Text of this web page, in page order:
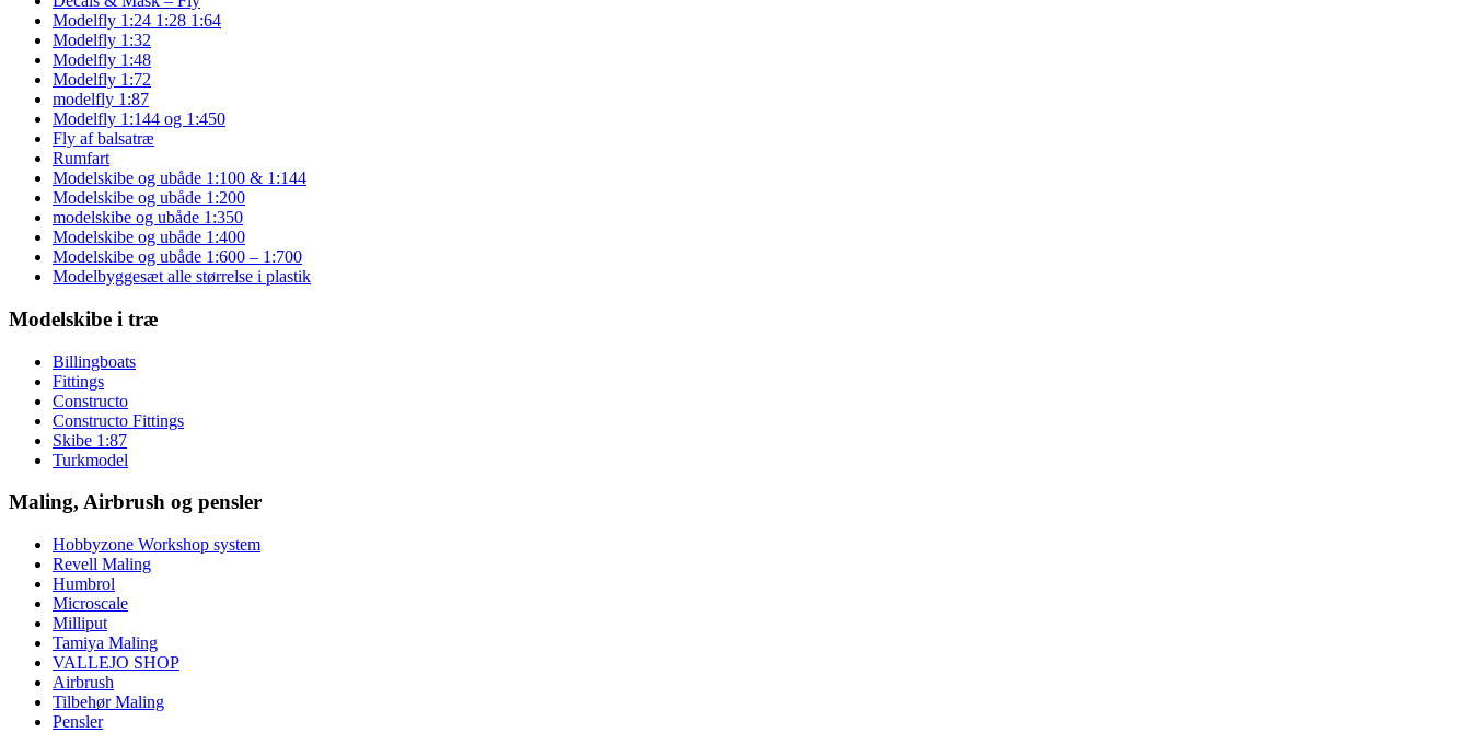
Modelfly 1:24 1:28 1:64
Modelfly 1:32
Modelfly 1:48
Modelfly 1:72
modelfly 1:87
Modelfly 1:144 og 1:450
Fly af balsatræ
Rumfart
Modelskibe og ubåde 1:100 & 1:144
Modelskibe og ubåde 1:200
modelskibe og ubåde 1:350
Modelskibe og ubåde 1:400
Modelskibe og ubåde 1:600 – 1:700
Modelbyggesæt alle størrelse i plastik
Modelskibe i træ
Billingboats
Fittings
Constructo
Constructo Fittings
Skibe 1:87
Turkmodel
Maling, Airbrush og pensler
Hobbyzone Workshop system
Revell Maling
Humbrol
Microscale
Milliput
Tamiya Maling
VALLEJO SHOP
Airbrush
Tilbehør Maling
Pensler